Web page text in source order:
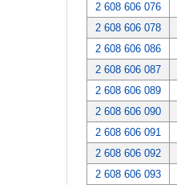
2 608 606 076
2 608 606 078
2 608 606 086
2 608 606 087
2 608 606 089
2 608 606 090
2 608 606 091
2 608 606 092
2 608 606 093